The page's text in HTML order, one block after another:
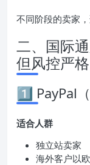
不同阶段的卖家
二、国际
但风控严格
1️⃣ PayPal
适合人群
独立站卖家
海外客户以